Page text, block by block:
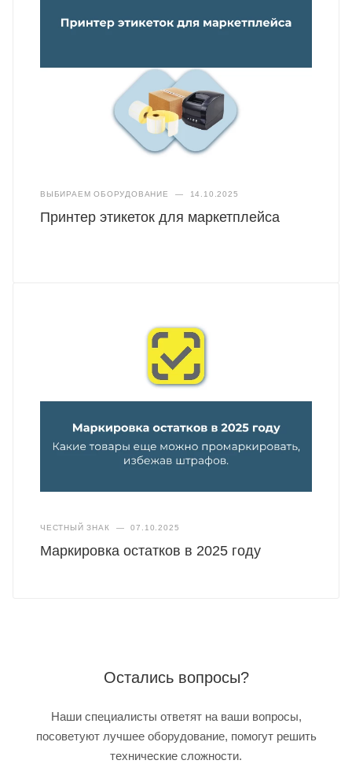
ВЫБИРАЕМ ОБОРУДОВАНИЕ — 14.10.2025
Принтер этикеток для маркетплейса
ЧЕСТНЫЙ ЗНАК — 07.10.2025
Маркировка остатков в 2025 году
Остались вопросы?
Наши специалисты ответят на ваши вопросы,
посоветуют лучшее оборудование, помогут решить
технические сложности.